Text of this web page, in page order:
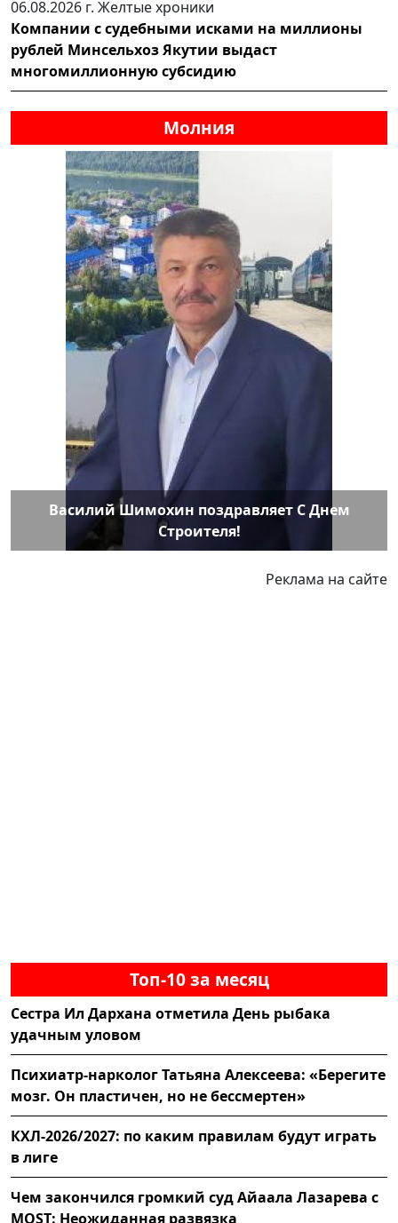
06.08.2026 г. Желтые хроники
Компании с судебными исками на миллионы
рублей Минсельхоз Якутии выдаст
многомиллионную субсидию
Молния
Василий Шимохин поздравляет С Днем
Строителя!
Реклама на сайте
Топ-10 за месяц
Сестра Ил Дархана отметила День рыбака
удачным уловом
Психиатр-нарколог Татьяна Алексеева: «Берегите
мозг. Он пластичен, но не бессмертен»
КХЛ-2026/2027: по каким правилам будут играть
в лиге
Чем закончился громкий суд Айаала Лазарева с
MOST: Неожиданная развязка